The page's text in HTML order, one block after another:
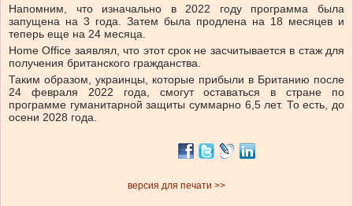
Напомним, что изначально в 2022 году программа была
запущена на 3 года. Затем была продлена на 18 месяцев и
теперь еще на 24 месяца.
Home Office заявлял, что этот срок не засчитывается в стаж для
получения британского гражданства.
Таким образом, украинцы, которые прибыли в Британию после
24 февраля 2022 года, смогут оставаться в стране по
программе гуманитарной защиты суммарно 6,5 лет. То есть, до
осени 2028 года.
версия для печати >>